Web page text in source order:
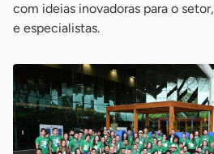
com ideias inovadoras para o
e especialistas.